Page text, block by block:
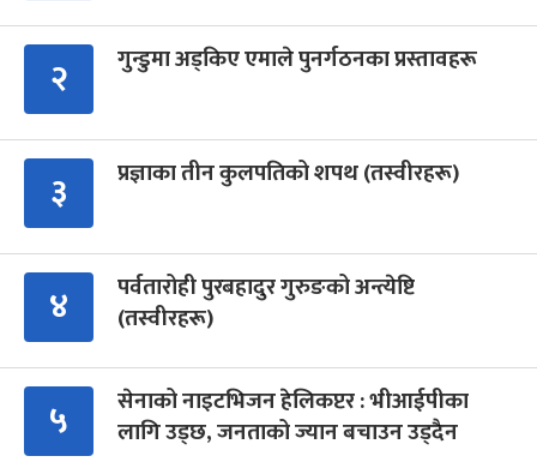
२ गुन्डुमा अड्किए एमाले पुनर्गठनका प्रस्तावहरू
३ प्रज्ञाका तीन कुलपतिको शपथ (तस्वीरहरू)
४
पर्वतारोही पुरबहादुर गुरुङको अन्त्येष्टि
(तस्वीरहरू)
५
सेनाको नाइटभिजन हेलिकप्टर : भीआईपीका
लागि उड्छ, जनताको ज्यान बचाउन उड्दैन